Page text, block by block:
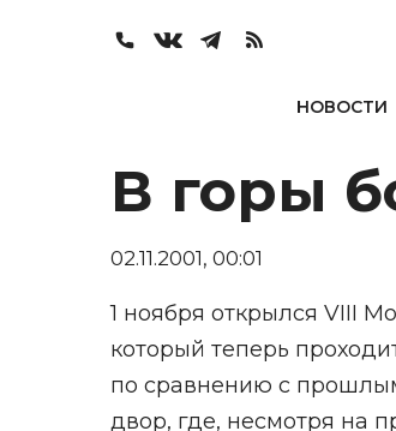
НОВОСТИ
В горы
02.11.2001, 00:01
1 ноября открылся VIII
который теперь
по сравнению с
двор, где, несмотря на